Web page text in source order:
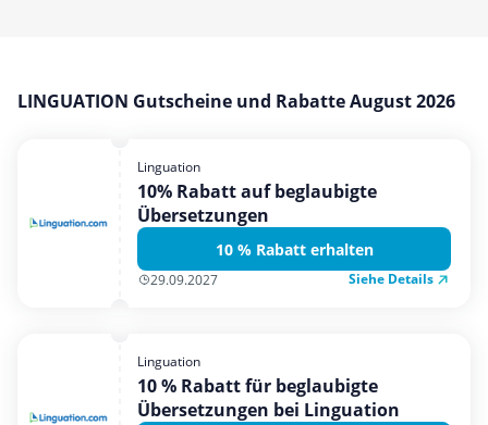
Sonstiges
Urlaub & Reise
LINGUATION Gutscheine und Rabatte August 2026
Linguation
10% Rabatt auf beglaubigte
Übersetzungen
10 % Rabatt erhalten
29.09.2027 Siehe Details
Linguation
10 % Rabatt für beglaubigte
Übersetzungen bei Linguation